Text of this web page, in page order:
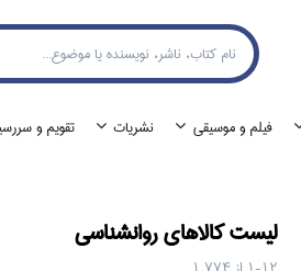
فيلم و موسيقي نشريات
تقويم و
ليست کالا‌هايروانشناسي